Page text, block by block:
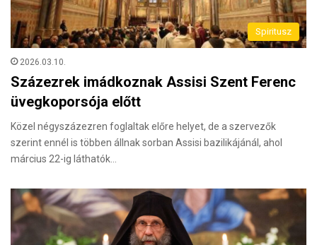
Spiritusz
2026.03.10.
Százezrek imádkoznak Assisi Szent Ferenc
üvegkoporsója előtt
Közel négyszázezren foglaltak előre helyet, de a szervezők
szerint ennél is többen állnak sorban Assisi bazilikájánál, ahol
március 22-ig láthatók…